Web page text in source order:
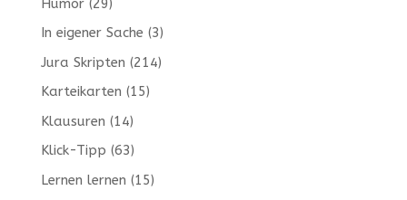
In eigener Sache (3)
Jura Skripten (214)
Karteikarten (15)
Klausuren (14)
Klick-Tipp (63)
Lernen lernen (15)